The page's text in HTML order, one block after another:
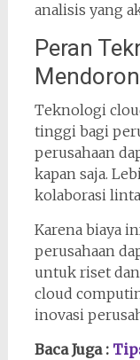
analisis yang
Peran
Teknologi
tinggi bagi
perusahaan
kapan saja.
kolaborasi
Karena biaya
perusahaan
untuk riset
cloud
inovasi
Baca Juga :